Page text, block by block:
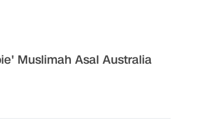
Muslimah Asal Australia